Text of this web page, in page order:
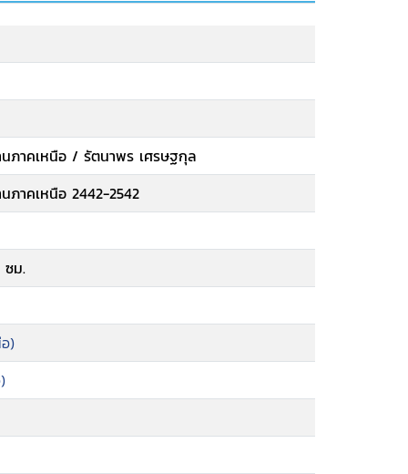
ภาคเหนือ / รัตนาพร เศรษฐกุล
ภาคเหนือ 2442-2542
ซม.
)